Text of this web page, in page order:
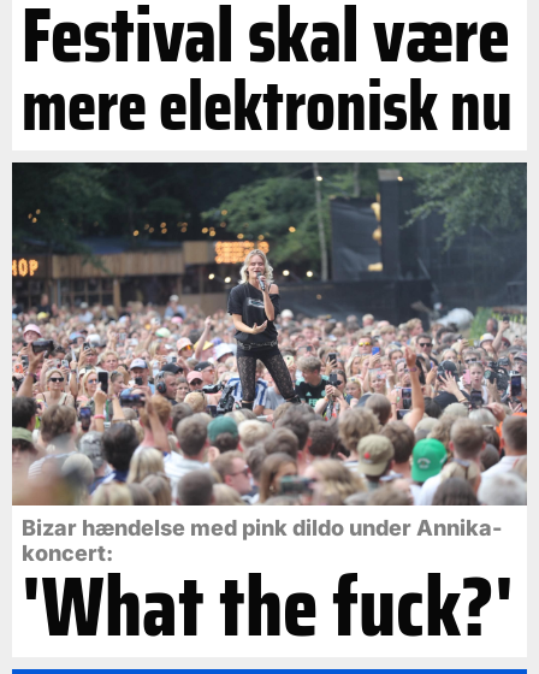
Festival skal være
mere elektronisk nu
Bizar hændelse med pink dildo under Annika-
koncert:
'What the fuck?'